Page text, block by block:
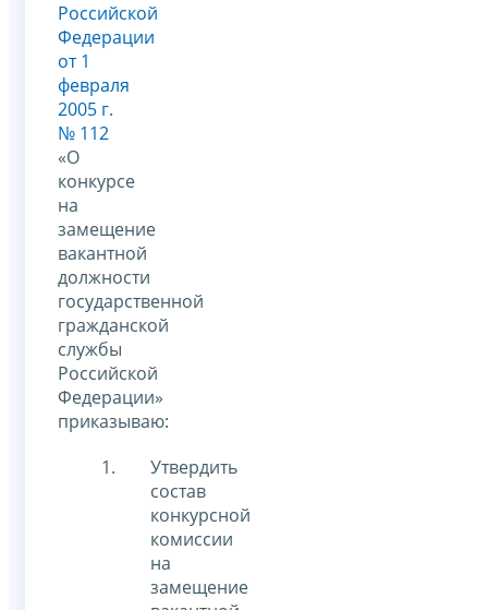
Российской
Федерации
от 1
февраля
2005 г.
№ 112
«О
конкурсе
на
замещение
вакантной
должности
государственной
гражданской
службы
Российской
Федерации»
приказываю:
Утвердить
состав
конкурсной
комиссии
на
замещение